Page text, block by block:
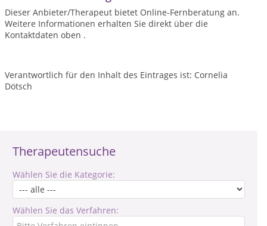
Therapeutensuche
Wählen Sie die Kategorie:
Wählen Sie das Verfahren:
Dieser Anbieter/Therapeut bietet Online-Fernberatung an.
Weitere Informationen erhalten Sie direkt über die
Kontaktdaten oben .
Verantwortlich für den Inhalt des Eintrages ist: Cornelia
Dötsch